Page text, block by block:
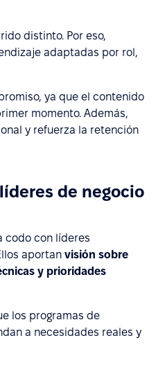
distinto. Por eso,
adaptadas por rol,
ya que el contenido
momento. Además,
y refuerza la retención
de negocio
codo con líderes
aportan visión sobre
y prioridades
los programas de
a necesidades reales y